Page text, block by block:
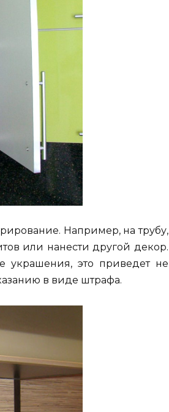
Например, на трубу,
или нанести другой декор.
украшения, это приведет не
в виде штрафа.